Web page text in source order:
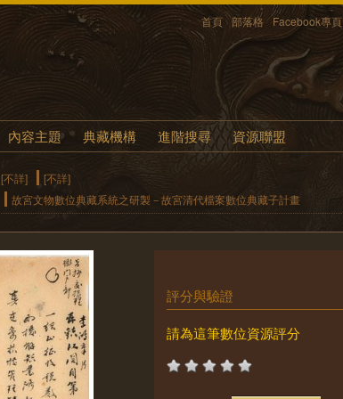
首頁 部落格 Facebook專頁
內容主題 典藏機構 進階搜尋 資源聯盟
[不詳]
[不詳]
故宮文物數位典藏系統之研製－故宮清代檔案數位典藏子計畫
評分與驗證
請為這筆數位資源評分